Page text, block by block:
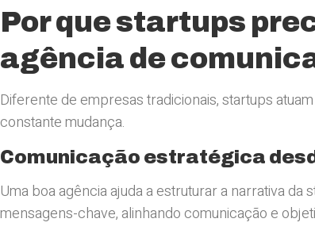
Por que startups
agência de
Diferente de empresas tradicionais, startups
constante mudança.
Comunicação estratégica
Uma boa agência ajuda a estruturar a narrativa
mensagens-chave, alinhando comunicação e